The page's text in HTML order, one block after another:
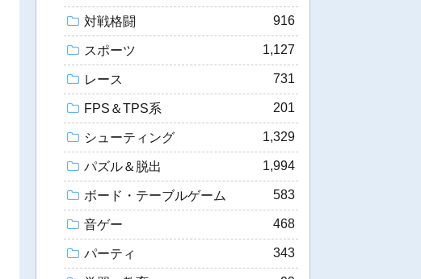
対戦格闘 916
スポーツ 1,127
レース 731
FPS＆TPS系 201
シューティング 1,329
パズル＆脱出 1,994
ボード・テーブルゲーム 583
音ゲー 468
パーティ 343